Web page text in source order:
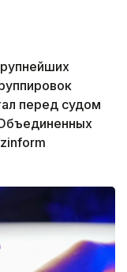
перед судом